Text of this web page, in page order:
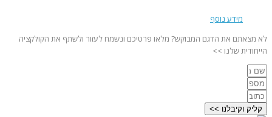
מידע נוסף
לא מצאתם את הדגם המבוקש? מלאו פרטיכם ונשמח לעזור ולשתף את הקולקציה
הייחודית שלנו >>
קליק וקיבלנו >>